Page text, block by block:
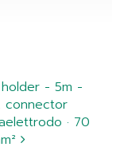
- 5m -
connector
· 70